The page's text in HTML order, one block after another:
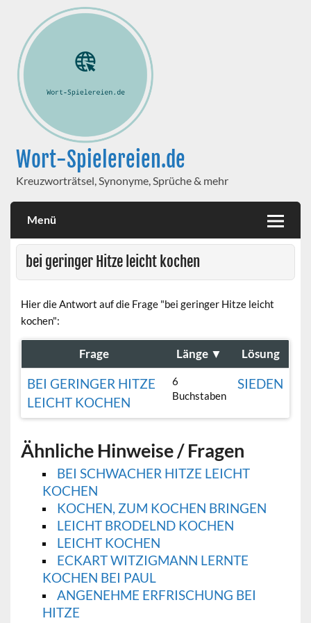
Wort-Spielereien.de
Kreuzworträtsel, Synonyme, Sprüche & mehr
Menü
bei geringer Hitze leicht kochen
Hier die Antwort auf die Frage "bei geringer Hitze leicht
kochen":
Frage Länge ▼ Lösung
BEI GERINGER HITZE
LEICHT KOCHEN
6
Buchstaben
SIEDEN
Ähnliche Hinweise / Fragen
BEI SCHWACHER HITZE LEICHT
KOCHEN
KOCHEN, ZUM KOCHEN BRINGEN
LEICHT BRODELND KOCHEN
LEICHT KOCHEN
ECKART WITZIGMANN LERNTE
KOCHEN BEI PAUL
ANGENEHME ERFRISCHUNG BEI
HITZE